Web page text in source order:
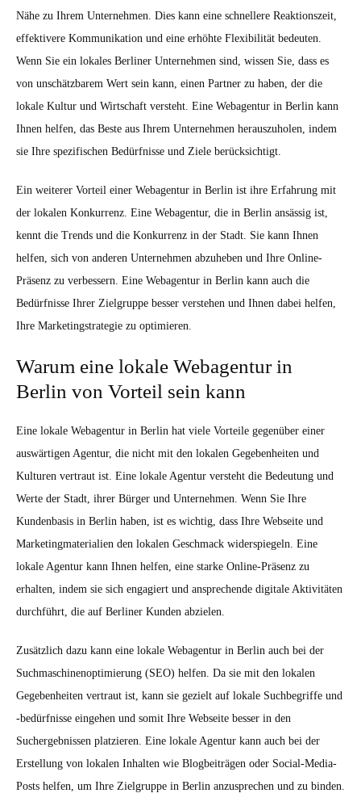
Nähe zu Ihrem Unternehmen. Dies kann eine schnellere Reaktionszeit,
effektivere Kommunikation und eine erhöhte Flexibilität bedeuten.
Wenn Sie ein lokales Berliner Unternehmen sind, wissen Sie, dass es
von unschätzbarem Wert sein kann, einen Partner zu haben, der die
lokale Kultur und Wirtschaft versteht. Eine Webagentur in Berlin kann
Ihnen helfen, das Beste aus Ihrem Unternehmen herauszuholen, indem
sie Ihre spezifischen Bedürfnisse und Ziele berücksichtigt.
Ein weiterer Vorteil einer Webagentur in Berlin ist ihre Erfahrung mit
der lokalen Konkurrenz. Eine Webagentur, die in Berlin ansässig ist,
kennt die Trends und die Konkurrenz in der Stadt. Sie kann Ihnen
helfen, sich von anderen Unternehmen abzuheben und Ihre Online-
Präsenz zu verbessern. Eine Webagentur in Berlin kann auch die
Bedürfnisse Ihrer Zielgruppe besser verstehen und Ihnen dabei helfen,
Ihre Marketingstrategie zu optimieren.
Warum eine lokale Webagentur in
Berlin von Vorteil sein kann
Eine lokale Webagentur in Berlin hat viele Vorteile gegenüber einer
auswärtigen Agentur, die nicht mit den lokalen Gegebenheiten und
Kulturen vertraut ist. Eine lokale Agentur versteht die Bedeutung und
Werte der Stadt, ihrer Bürger und Unternehmen. Wenn Sie Ihre
Kundenbasis in Berlin haben, ist es wichtig, dass Ihre Webseite und
Marketingmaterialien den lokalen Geschmack widerspiegeln. Eine
lokale Agentur kann Ihnen helfen, eine starke Online-Präsenz zu
erhalten, indem sie sich engagiert und ansprechende digitale Aktivitäten
durchführt, die auf Berliner Kunden abzielen.
Zusätzlich dazu kann eine lokale Webagentur in Berlin auch bei der
Suchmaschinenoptimierung (SEO) helfen. Da sie mit den lokalen
Gegebenheiten vertraut ist, kann sie gezielt auf lokale Suchbegriffe und
-bedürfnisse eingehen und somit Ihre Webseite besser in den
Suchergebnissen platzieren. Eine lokale Agentur kann auch bei der
Erstellung von lokalen Inhalten wie Blogbeiträgen oder Social-Media-
Posts helfen, um Ihre Zielgruppe in Berlin anzusprechen und zu binden.